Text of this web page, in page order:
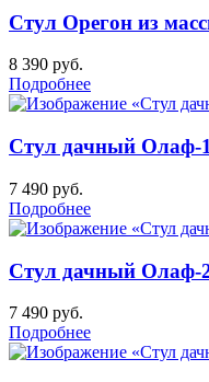
Стул Орегон из
8 390 руб.
Подробнее
Стул дачный Олаф-
7 490 руб.
Подробнее
Стул дачный Олаф-
7 490 руб.
Подробнее